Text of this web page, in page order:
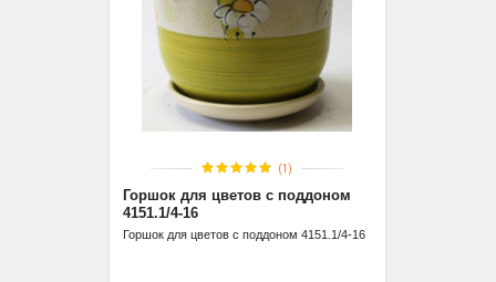
(1)
Горшок для цветов с поддоном
4151.1/4-16
Горшок для цветов с поддоном 4151.1/4-16